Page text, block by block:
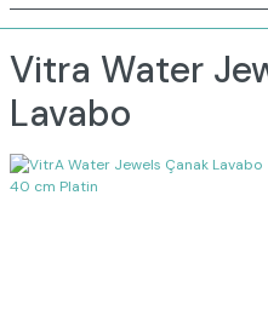
Vitra Water
Lavabo